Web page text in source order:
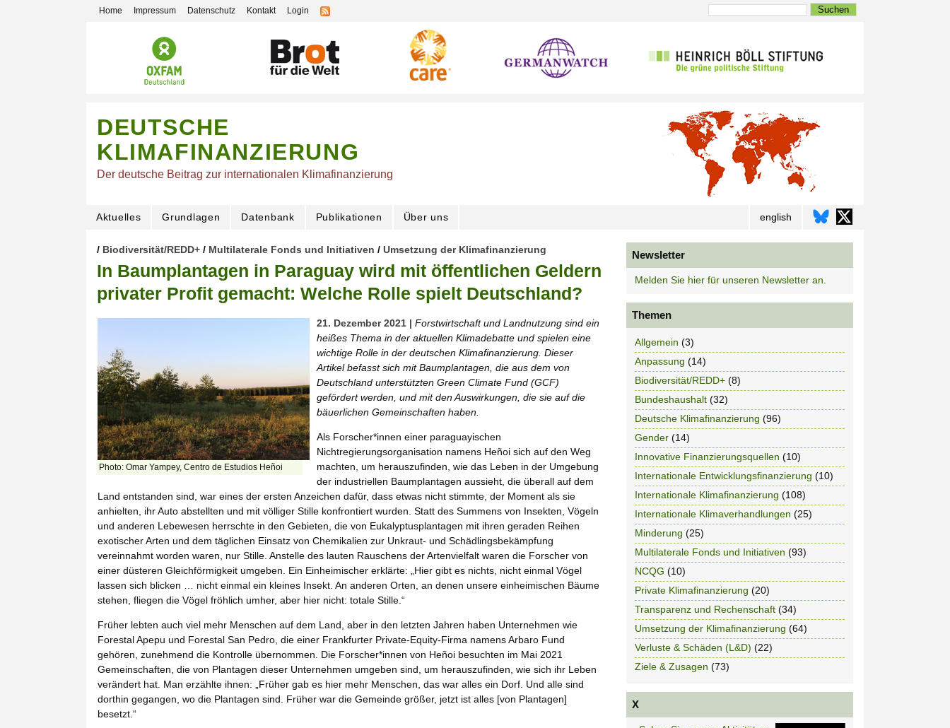
DEUTSCHE
KLIMAFINANZIERUNG
Der deutsche Beitrag zur internationalen Klimafinanzierung
Aktuelles Grundlagen Datenbank Publikationen Über uns english
/ Biodiversität/REDD+ / Multilaterale Fonds und Initiativen / Umsetzung der Klimafinanzierung
In Baumplantagen in Paraguay wird mit öffentlichen Geldern
privater Profit gemacht: Welche Rolle spielt Deutschland?
Photo: Omar Yampey, Centro de Estudios Heñoi
21. Dezember 2021 | Forstwirtschaft und Landnutzung sind ein
heißes Thema in der aktuellen Klimadebatte und spielen eine
wichtige Rolle in der deutschen Klimafinanzierung. Dieser
Artikel befasst sich mit Baumplantagen, die aus dem von
Deutschland unterstützten Green Climate Fund (GCF)
gefördert werden, und mit den Auswirkungen, die sie auf die
bäuerlichen Gemeinschaften haben.
Als Forscher*innen einer paraguayischen
Nichtregierungsorganisation namens Heñoi sich auf den Weg
machten, um herauszufinden, wie das Leben in der Umgebung
der industriellen Baumplantagen aussieht, die überall auf dem
Land entstanden sind, war eines der ersten Anzeichen dafür, dass etwas nicht stimmte, der Moment als sie
anhielten, ihr Auto abstellten und mit völliger Stille konfrontiert wurden. Statt des Summens von Insekten, Vögeln
und anderen Lebewesen herrschte in den Gebieten, die von Eukalyptusplantagen mit ihren geraden Reihen
exotischer Arten und dem täglichen Einsatz von Chemikalien zur Unkraut- und Schädlingsbekämpfung
vereinnahmt worden waren, nur Stille. Anstelle des lauten Rauschens der Artenvielfalt waren die Forscher von
einer düsteren Gleichförmigkeit umgeben. Ein Einheimischer erklärte: „Hier gibt es nichts, nicht einmal Vögel
lassen sich blicken … nicht einmal ein kleines Insekt. An anderen Orten, an denen unsere einheimischen Bäume
stehen, fliegen die Vögel fröhlich umher, aber hier nicht: totale Stille.“
Früher lebten auch viel mehr Menschen auf dem Land, aber in den letzten Jahren haben Unternehmen wie
Forestal Apepu und Forestal San Pedro, die einer Frankfurter Private-Equity-Firma namens Arbaro Fund
gehören, zunehmend die Kontrolle übernommen. Die Forscher*innen von Heñoi besuchten im Mai 2021
Gemeinschaften, die von Plantagen dieser Unternehmen umgeben sind, um herauszufinden, wie sich ihr Leben
verändert hat. Man erzählte ihnen: „Früher gab es hier mehr Menschen, das war alles ein Dorf. Und alle sind
dorthin gegangen, wo die Plantagen sind. Früher war die Gemeinde größer, jetzt ist alles [von Plantagen]
besetzt.“
Newsletter
Melden Sie hier für unseren Newsletter an.
Themen
Allgemein (3)
Anpassung (14)
Biodiversität/REDD+(8)
Bundeshaushalt(32)
Deutsche Klimafinanzierung (96)
Gender(14)
Innovative Finanzierungsquellen (10)
Internationale Entwicklungsfinanzierung (10)
Internationale Klimafinanzierung (108)
Internationale Klimaverhandlungen (25)
Minderung (25)
Multilaterale Fonds und Initiativen (93)
NCQG (10)
Private Klimafinanzierung (20)
Transparenz und Rechenschaft(34)
Umsetzung der Klimafinanzierung (64)
Verluste & Schäden (L&D) (22)
Ziele & Zusagen (73)
X
Home Impressum Datenschutz Kontakt Login Suchen